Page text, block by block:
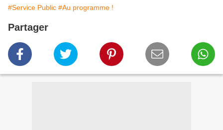
#Service Public #Au programme !
Partager